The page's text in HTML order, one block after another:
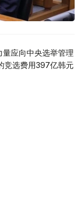
应向中央选举管理
竞选费用397亿韩元